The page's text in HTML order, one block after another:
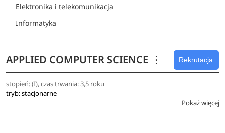
APPLIED COMPUTER SCIENCE ⋮ Rekrutacja
stopień: (I), czas trwania: 3,5 roku
tryb: stacjonarne
Pokaż więcej
Elektronika i telekomunikacja
Informatyka